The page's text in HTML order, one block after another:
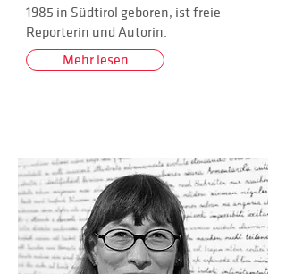
1985 in Südtirol geboren, ist freie
Reporterin und Autorin.
Mehr lesen